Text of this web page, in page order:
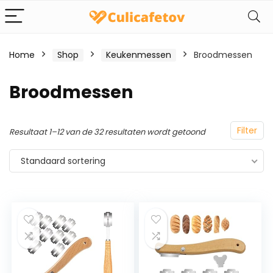
Home Shop Keukenmessen Broodmessen
Broodmessen
Filter
Resultaat 1–12 van de 32 resultaten wordt getoond
Standaard sortering